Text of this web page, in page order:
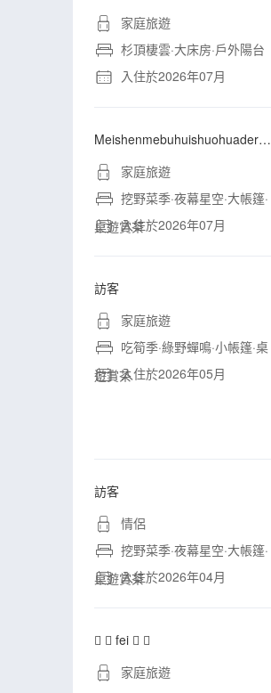
家庭旅遊
杉頂棲雲·大床房·戶外陽台
入住於2026年07月
Meishenmebuhuishuohuaderenwu
家庭旅遊
挖野菜季·夜幕星空·大帳篷·
桌遊賞茶入住於2026年07月
訪客
家庭旅遊
吃筍季·綠野蟬鳴·小帳篷·桌
遊賞茶入住於2026年05月
訪客
情侶
挖野菜季·夜幕星空·大帳篷·
桌遊賞茶入住於2026年04月
  fei  
家庭旅遊